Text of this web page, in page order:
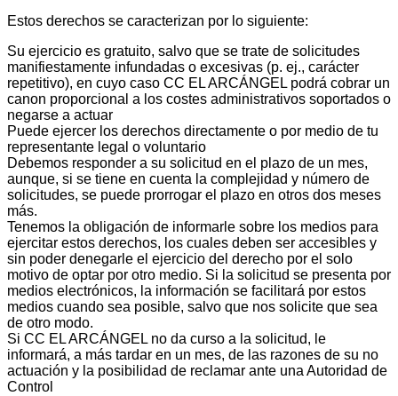
Estos derechos se caracterizan por lo siguiente:
Su ejercicio es gratuito, salvo que se trate de solicitudes
manifiestamente infundadas o excesivas (p. ej., carácter
repetitivo), en cuyo caso CC EL ARCÁNGEL podrá cobrar un
canon proporcional a los costes administrativos soportados o
negarse a actuar
Puede ejercer los derechos directamente o por medio de tu
representante legal o voluntario
Debemos responder a su solicitud en el plazo de un mes,
aunque, si se tiene en cuenta la complejidad y número de
solicitudes, se puede prorrogar el plazo en otros dos meses
más.
Tenemos la obligación de informarle sobre los medios para
ejercitar estos derechos, los cuales deben ser accesibles y
sin poder denegarle el ejercicio del derecho por el solo
motivo de optar por otro medio. Si la solicitud se presenta por
medios electrónicos, la información se facilitará por estos
medios cuando sea posible, salvo que nos solicite que sea
de otro modo.
Si CC EL ARCÁNGEL no da curso a la solicitud, le
informará, a más tardar en un mes, de las razones de su no
actuación y la posibilidad de reclamar ante una Autoridad de
Control